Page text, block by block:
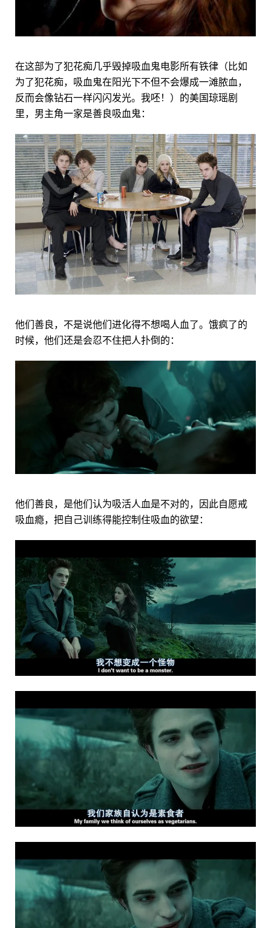
在这部为了犯花痴几乎毁掉吸血鬼电影所有铁律（比如
为了犯花痴，吸血鬼在阳光下不但不会爆成一滩脓血，
反而会像钻石一样闪闪发光。我呸！）的美国琼瑶剧
里，男主角一家是善良吸血鬼：
他们善良，不是说他们进化得不想喝人血了。饿疯了的
时候，他们还是会忍不住把人扑倒的：
他们善良，是他们认为吸活人血是不对的，因此自愿戒
吸血瘾，把自己训练得能控制住吸血的欲望：